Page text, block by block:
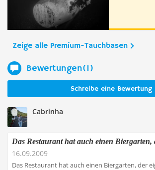
Zeige alle Premium-Tauchbasen
Bewertungen(1)
Schreibe eine Bewertung
Cabrinha
Das Restaurant hat auch einen Biergarten,
16.09.2009
Das Restaurant hat auch einen Biergarten, der